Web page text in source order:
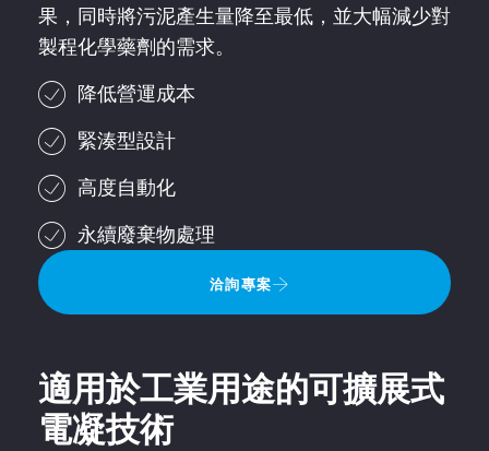
果，同時將污泥產生量降至最低，並大幅減少對
製程化學藥劑的需求。
降低營運成本
緊湊型設計
高度自動化
永續廢棄物處理
洽詢專案
適用於工業用途的可擴展式
電凝技術